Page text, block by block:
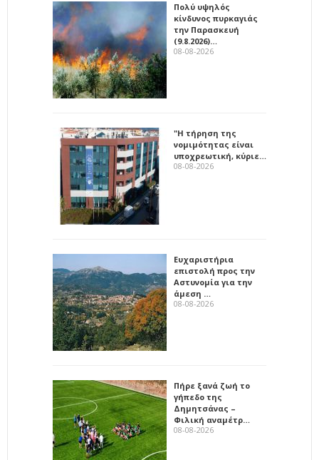
Πολύ υψηλός
κίνδυνος πυρκαγιάς
την Παρασκευή
(9.8.2026)…
08-08-2026
"Η τήρηση της
νομιμότητας είναι
υποχρεωτική, κύριε…
08-08-2026
Ευχαριστήρια
επιστολή προς την
Αστυνομία για την
άμεση …
08-08-2026
Πήρε ξανά ζωή το
γήπεδο της
Δημητσάνας –
Φιλική αναμέτρ…
08-08-2026